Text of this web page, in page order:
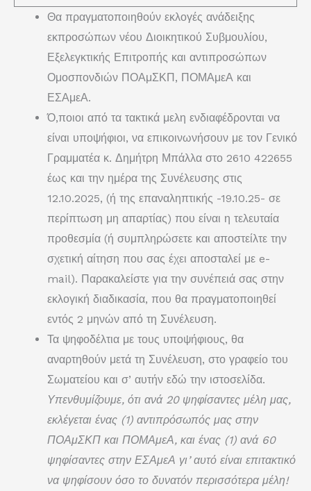
Θα πραγματοποιηθούν εκλογές ανάδειξης
εκπροσώπων νέου Διοικητικού Συβμουλίου,
Εξελεγκτικής Επιτροπής και αντιπροσώπων
Ομοσπονδιών ΠΟΑμΣΚΠ, ΠΟΜΑμεΑ και
ΕΣΑμεΑ.
Ό,ποιοι από τα τακτικά μελη ενδιαφέδρονται να
είναι υποψήφιοι, να επικοινωνήσουν με τον Γενικό
Γραμματέα κ. Δημήτρη Μπάλλα στο 2610 422655
έως και την ημέρα της Συνέλευσης στις
12.10.2025, (ή της επαναληπτικής -19.10.25- σε
περίπτωση μη απαρτίας) που είναι η τελευταία
προθεσμία (ή συμπληρώσετε και αποστείλτε την
σχετική αίτηση που σας έχει αποσταλεί με e-
mail). Παρακαλείστε για την συνέπειά σας στην
εκλογική διαδικασία, που θα πραγματοποιηθεί
εντός 2 μηνών από τη Συνέλευση.
Τα ψηφοδέλτια με τους υποψήφιους, θα
αναρτηθούν μετά τη Συνέλευση, στο γραφείο του
Σωματείου και σ’ αυτήν εδώ την ιστοσελίδα.
Υπενθυμίζουμε, ότι ανά 20 ψηφίσαντες μέλη μας,
εκλέγεται ένας (1) αντιπρόσωπός μας στην
ΠΟΑμΣΚΠ και ΠΟΜΑμεΑ, και ένας (1) ανά 60
ψηφίσαντες στην ΕΣΑμεΑ γι’ αυτό είναι επιτακτικό
να ψηφίσουν όσο το δυνατόν περισσότερα μέλη!